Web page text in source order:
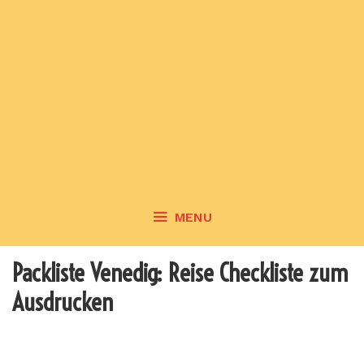
MENU
Packliste Venedig: Reise Checkliste zum
Ausdrucken